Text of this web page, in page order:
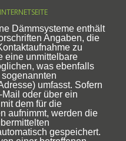
Dämmsysteme enthält
Angaben, die
zu
eine unmittelbare
was ebenfalls
umfasst. Sofern
oder über ein
dem für die
aufnimmt, werden die
gespeichert.